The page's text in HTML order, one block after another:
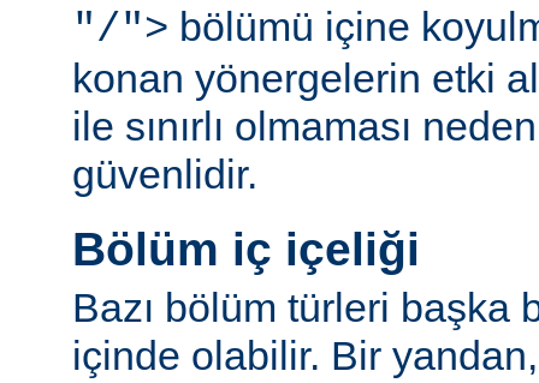
"/"> bölümü içine
konan yönergelerin etki
ile sınırlı olmaması
güvenlidir.
Bölüm iç içeliği
Bazı bölüm türleri başka
içinde olabilir. Bir